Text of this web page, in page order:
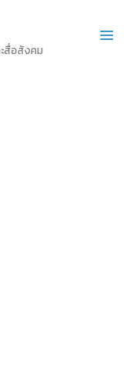
สื่อสังคม